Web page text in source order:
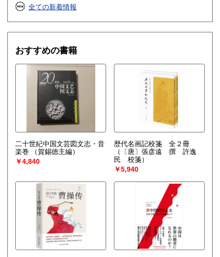
全ての新着情報
おすすめの書籍
二十世紀中国文芸図文志・音
楽巻
（賀錫徳主編）
￥4,840
歴代名画記校箋 全２冊
（〔唐〕張彦遠 撰 許逸
民 校箋）
￥5,940